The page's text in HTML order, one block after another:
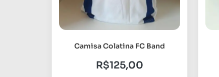
Camisa Colatina FC Band
R$125,00